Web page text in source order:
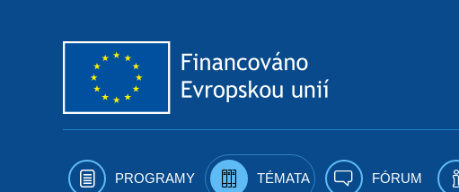
PROGRAMY TÉMATA FÓRUM